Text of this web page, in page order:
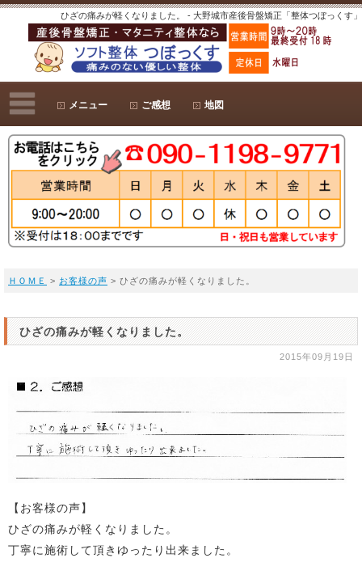
ひざの痛みが軽くなりました。 - 大野城市産後骨盤矯正「整体つぼっくす」
メニュー ご感想 地図
ＨＯＭＥ > お客様の声 > ひざの痛みが軽くなりました。
ひざの痛みが軽くなりました。
2015年09月19日
【お客様の声】
ひざの痛みが軽くなりました。
丁寧に施術して頂きゆったり出来ました。